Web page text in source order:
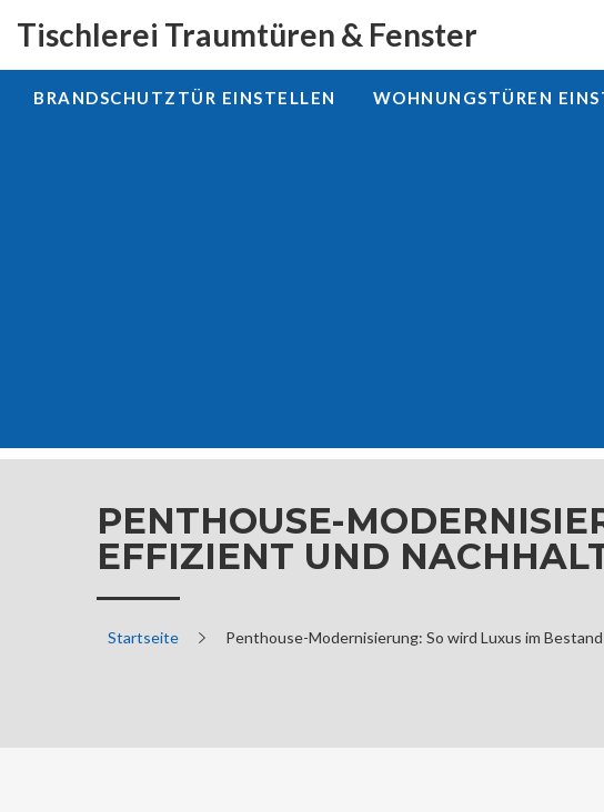
Tischlerei Traumtüren & Fenster
BRANDSCHUTZTÜR EINSTELLEN WOHNUNGSTÜREN
PENTHOUSE-
EFFIZIENT UND
Startseite Penthouse-Modernisierung: So wird Luxus im